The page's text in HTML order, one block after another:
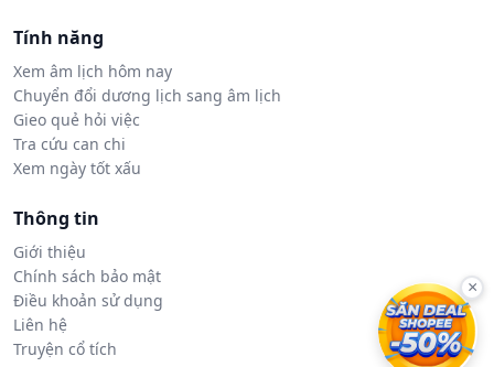
Tính năng
Xem âm lịch hôm nay
Chuyển đổi dương lịch sang âm lịch
Gieo quẻ hỏi việc
Tra cứu can chi
Xem ngày tốt xấu
Thông tin
Giới thiệu
Chính sách bảo mật
Điều khoản sử dụng
Liên hệ
Truyện cổ tích
×